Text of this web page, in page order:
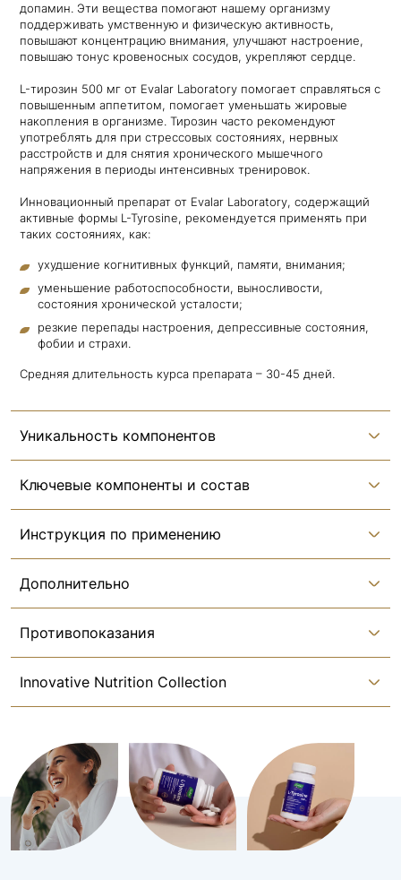
допамин. Эти вещества помогают нашему организму
поддерживать умственную и физическую активность,
повышают концентрацию внимания, улучшают настроение,
повышаю тонус кровеносных сосудов, укрепляют сердце.
L-тирозин 500 мг от Evalar Laboratory помогает справляться с
повышенным аппетитом, помогает уменьшать жировые
накопления в организме. Тирозин часто рекомендуют
употреблять для при стрессовых состояниях, нервных
расстройств и для снятия хронического мышечного
напряжения в периоды интенсивных тренировок.
Инновационный препарат от Evalar Laboratory, содержащий
активные формы L-Tyrosine, рекомендуется применять при
таких состояниях, как:
ухудшение когнитивных функций, памяти, внимания;
уменьшение работоспособности, выносливости,
состояния хронической усталости;
резкие перепады настроения, депрессивные состояния,
фобии и страхи.
Средняя длительность курса препарата – 30-45 дней.
Уникальность компонентов
Ключевые компоненты и состав
Инструкция по применению
Дополнительно
Противопоказания
Innovative Nutrition Collection